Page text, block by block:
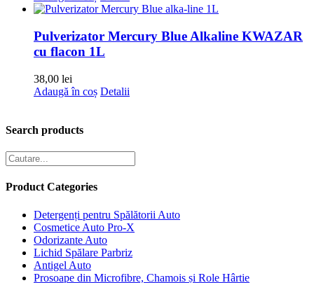
Pulverizator Mercury Blue Alkaline KWAZAR
cu flacon 1L
38,00 lei
Adaugă în coș Detalii
Search products
Product Categories
Detergenți pentru Spălătorii Auto
Cosmetice Auto Pro-X
Odorizante Auto
Lichid Spălare Parbriz
Antigel Auto
Prosoape din Microfibre, Chamois și Role Hârtie